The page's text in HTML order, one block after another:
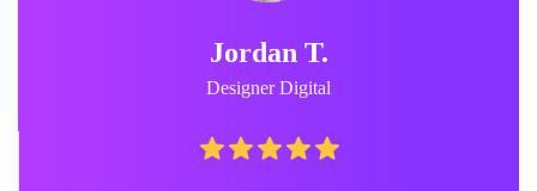
Jordan T.
Designer Digital